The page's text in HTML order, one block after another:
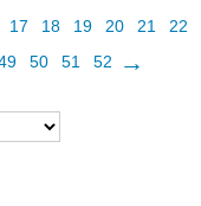
17 18 19 20 21 22
50 51 52 →